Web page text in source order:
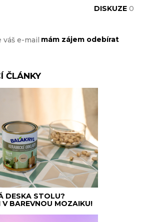
DISKUZE 0
ČLÁNKY
DESKA STOLU?
V BAREVNOU MOZAIKU!